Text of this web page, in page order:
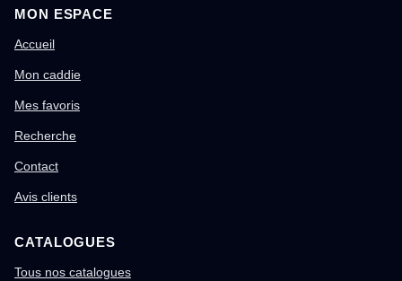
MON ESPACE
Accueil
Mon caddie
Mes favoris
Recherche
Contact
Avis clients
CATALOGUES
Tous nos catalogues